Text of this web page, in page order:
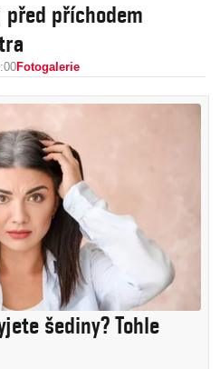
příchodem
Fotogalerie
šediny? Tohle